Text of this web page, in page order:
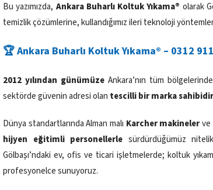
Bu yazımızda, Ankara Buharlı Koltuk Yıkama® olarak
temizlik çözümlerine, kullandığımız ileri teknoloji
🏆 Ankara Buharlı Koltuk Yıkama® – 0312
2012 yılından günümüze Ankara’nın tüm
sektörde güvenin adresi olan tescilli bir marka sahibidir
Dünya standartlarında Alman malı Karcher makinelerve
hijyen eğitimli personellerle sürdürdüğümüz
Gölbaşı’ndaki ev, ofis ve ticari işletmelerde; koltuk
profesyonelce sunuyoruz.